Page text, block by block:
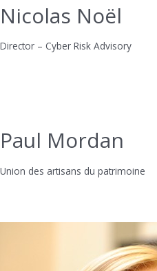
Nicolas Noël
Director – Cyber Risk Advisory
Paul Mordan
Union des artisans du patrimoine